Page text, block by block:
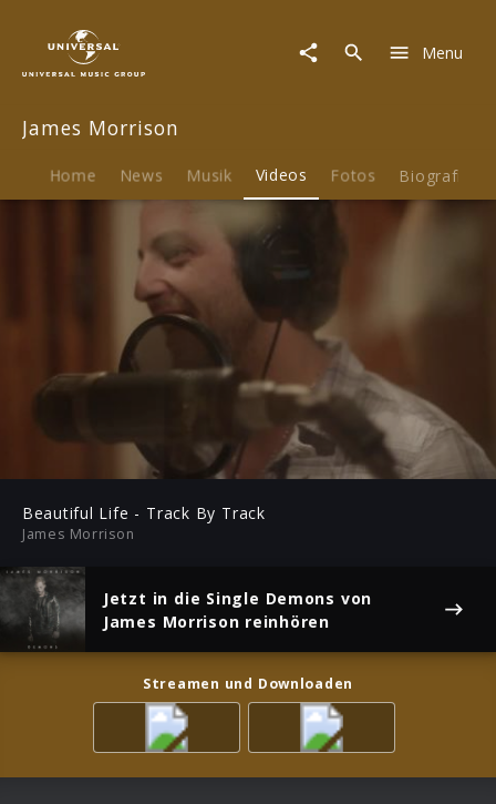
Morrison
Video
Beautiful
Track
Menu
James Morrison
Home News Musik Videos Fotos Biografie
Play
-01:37
Mute
Play
Beautiful Life - Track By Track
James Morrison
Jetzt in die Single Demons von
James Morrison reinhören
Streamen und Downloaden